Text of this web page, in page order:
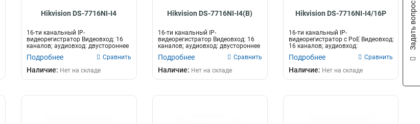
Hikvision DS-7716NI-I4
16-ти канальный IP-
видеорегистратор Видеовход: 16
каналов; аудиовход: двустороннее
аудио 1 кана...
Подробнее Сравнить
Наличие: Нет на складе
Hikvision DS-7716NI-I4(B)
16-ти канальный IP-
видеорегистратор Видеовход: 16
каналов; аудиовход: двустороннее
аудио 1 кана...
Подробнее Сравнить
Наличие: Нет на складе
Hikvision DS-7716NI-I4/16P
16-ти канальный IP-
видеорегистратор c PoE Видеовход:
16 каналов; аудиовход:
двустороннее аудио...
Подробнее Сравнить
Наличие: Нет на складе
Задать вопрос